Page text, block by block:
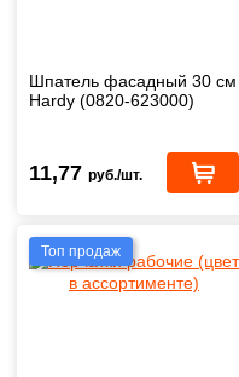
Шпатель фасадный 30 см
Hardy (0820-623000)
11,77 руб./шт.
Топ продаж